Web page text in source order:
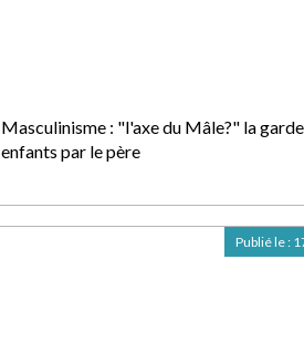
Masculinisme : "l'axe du Mâle?" la
enfants par le père
Publié le :